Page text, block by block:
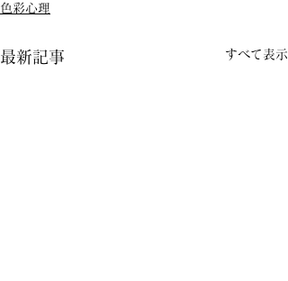
色彩心理
最新記事 すべて表示